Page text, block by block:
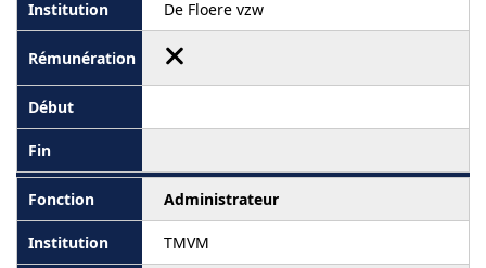
De Floere vzw
Administrateur
TMVM